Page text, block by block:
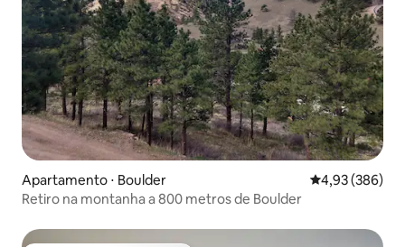
Apartamento ⋅ Boulder 4,93 de uma
4,93 (386)
Retiro na montanha a 800 metros de Boulder